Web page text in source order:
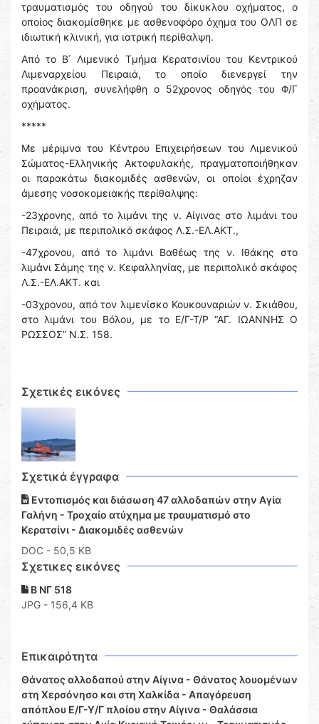
τραυματισμός του οδηγού του δίκυκλου οχήματος, ο
οποίος διακομίσθηκε με ασθενοφόρο όχημα του ΟΛΠ σε
ιδιωτική κλινική, για ιατρική περίθαλψη.
Από το Β΄ Λιμενικό Τμήμα Κερατσινίου του Κεντρικού
Λιμεναρχείου Πειραιά, το οποίο διενεργεί την
προανάκριση, συνελήφθη ο 52χρονος οδηγός του Φ/Γ
οχήματος.
*****
Με μέριμνα του Κέντρου Επιχειρήσεων του Λιμενικού
Σώματος-Ελληνικής Ακτοφυλακής, πραγματοποιήθηκαν
οι παρακάτω διακομιδές ασθενών, οι οποίοι έχρηζαν
άμεσης νοσοκομειακής περίθαλψης:
-23χρονης, από το λιμάνι της ν. Αίγινας στο λιμάνι του
Πειραιά, με περιπολικό σκάφος Λ.Σ.-ΕΛ.ΑΚΤ.,
-47χρονου, από το λιμάνι Βαθέως της ν. Ιθάκης στο
λιμάνι Σάμης της ν. Κεφαλληνίας, με περιπολικό σκάφος
Λ.Σ.-ΕΛ.ΑΚΤ. και
-03χρονου, από τον λιμενίσκο Κουκουναριών ν. Σκιάθου,
στο λιμάνι του Βόλου, με το Ε/Γ-Τ/Ρ “ΑΓ. ΙΩΑΝΝΗΣ Ο
ΡΩΣΣΟΣ” N.Σ. 158.
Σχετικές εικόνες
Σχετικά έγγραφα
Εντοπισμός και διάσωση 47 αλλοδαπών στην Αγία
Γαλήνη - Τροχαίο ατύχημα με τραυματισμό στο
Κερατσίνι - Διακομιδές ασθενών
DOC - 50,5 KB
Σχετικες εικόνες
B ΝΓ 518
JPG - 156,4 KB
Επικαιρότητα
Θάνατος αλλοδαπού στην Αίγινα - Θάνατος λουομένων
στη Χερσόνησο και στη Χαλκίδα - Απαγόρευση
απόπλου Ε/Γ-Υ/Γ πλοίου στην Αίγινα - Θαλάσσια